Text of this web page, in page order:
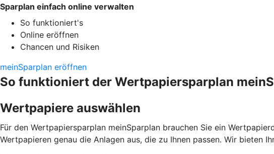
Sparplan einfach online verwalten
So funktioniert's
Online eröffnen
Chancen und Risiken
meinSparplan eröffnen
So funktioniert der Wertpapiersparplan
Wertpapiere auswählen
Für den Wertpapiersparplan meinSparplan brauchen Sie ein
Wertpapieren genau die Anlagen aus, die zu Ihnen passen. Wir bieten